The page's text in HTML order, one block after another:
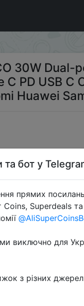
USB C Charger
30W Dual-
C PD USB C
Huawei
бот у
прямих
Superdeals
виключно для
з різних джерел